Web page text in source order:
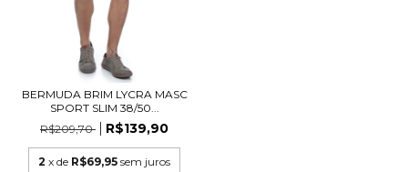
BERMUDA BRIM LYCRA MASC
SPORT SLIM 38/50...
R$209,70
R$139,90
2 x de R$69,95 sem juros